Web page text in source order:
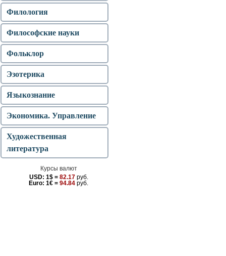
Филология
Философские науки
Фольклор
Эзотерика
Языкознание
Экономика. Управление
Художественная
литература
Курсы валют
USD: 1$ = 82.17 руб.
Euro: 1€ = 94.84 руб.